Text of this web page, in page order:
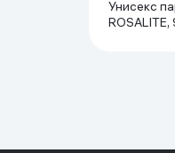
Унисекс